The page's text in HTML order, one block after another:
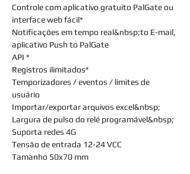
Controle com aplicativo gratuito PalGate ou
interface web fácil*
Notificações em tempo real&nbsp;to E-mail,
aplicativo Push to PalGate
API *
Registros ilimitados*
Temporizadores / eventos / limites de
usuário
Importar/exportar arquivos excel&nbsp;
Largura de pulso do relé programável&nbsp;
Suporta redes 4G
Tensão de entrada 12-24 VCC
Tamanho 50x70 mm